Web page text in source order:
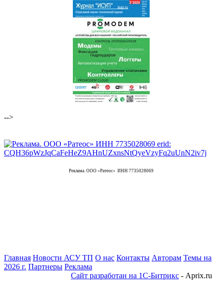
-->
Реклама. ООО «Ратеос» ИНН 7735028069
Главная Новости АСУ ТП О нас Контакты Авторам Темы на
2026 г. Партнеры Реклама
Сайт разработан на 1С-Битрикс - Aprix.ru